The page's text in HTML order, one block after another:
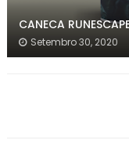
CANECA
Setembro 30, 2020